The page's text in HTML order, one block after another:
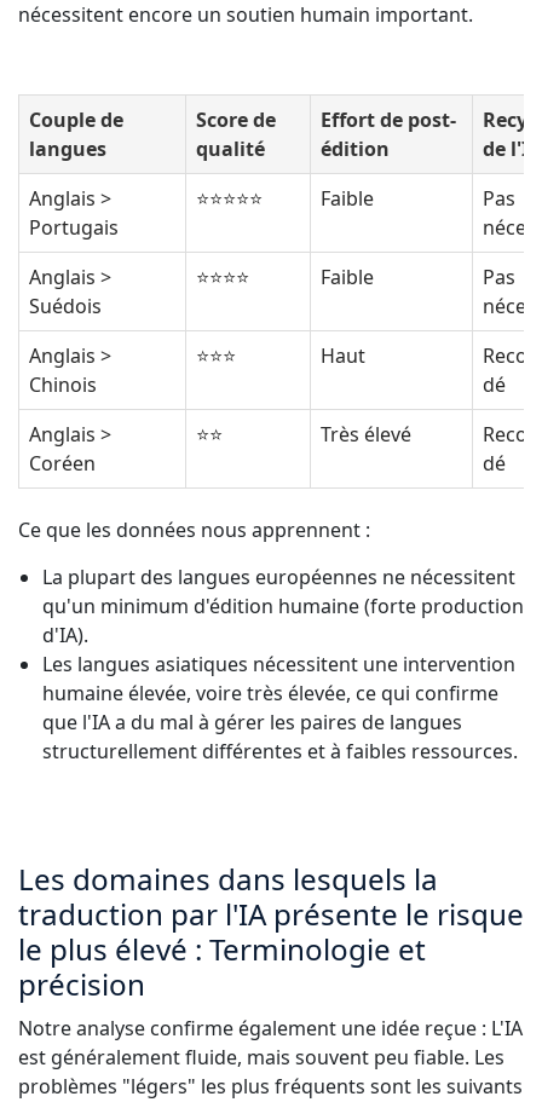
nécessitent encore un soutien humain important.
Couple de
langues
Score de
qualité
Effort de post-
édition
de l'IA
Anglais >
Portugais
⭐⭐⭐⭐⭐ Faible
Pas
Anglais >
Suédois
⭐⭐⭐⭐ Faible
Pas
Anglais >
Chinois
⭐⭐⭐ Haut
dé
Anglais >
Coréen
⭐⭐ Très élevé
dé
Ce que les données nous apprennent :
La plupart des langues européennes ne nécessitent
qu'un minimum d'édition humaine (forte production
d'IA).
Les langues asiatiques nécessitent une intervention
humaine élevée, voire très élevée, ce qui confirme
que l'IA a du mal à gérer les paires de langues
structurellement différentes et à faibles ressources.
Les domaines dans lesquels la
traduction par l'IA présente le risque
le plus élevé : Terminologie et
précision
Notre analyse confirme également une idée reçue : L'IA
est généralement fluide, mais souvent peu fiable. Les
problèmes "légers" les plus fréquents sont les suivants